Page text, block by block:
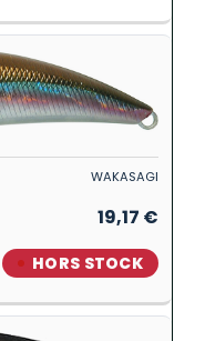
WAKASAGI
19,17 €
HORS STOCK